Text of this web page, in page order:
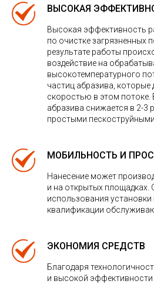
ВЫСОКАЯ
Высокая эффективность
по очистке загрязненных
результате работы
воздействие на
высокотемпературного
частиц абразива,
скоростью в этом потоке.
абразива снижается в 2-3
простыми
МОБИЛЬНОСТЬ И
Нанесение может
и на открытых площадках.
использования
квалификации
ЭКОНОМИЯ СРЕДСТВ
Благодаря
и высокой эффективности